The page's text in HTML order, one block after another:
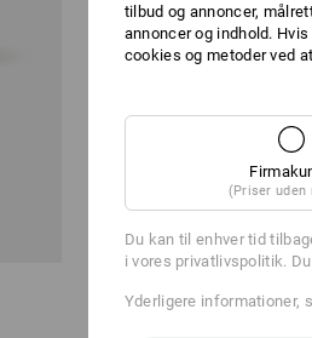
tilbud og annoncer,
annoncer og indhold.
cookies og metoder ved
(Priser uden
Du kan til enhver tid
i vores privatlivspolitik.
Yderligere informationer,